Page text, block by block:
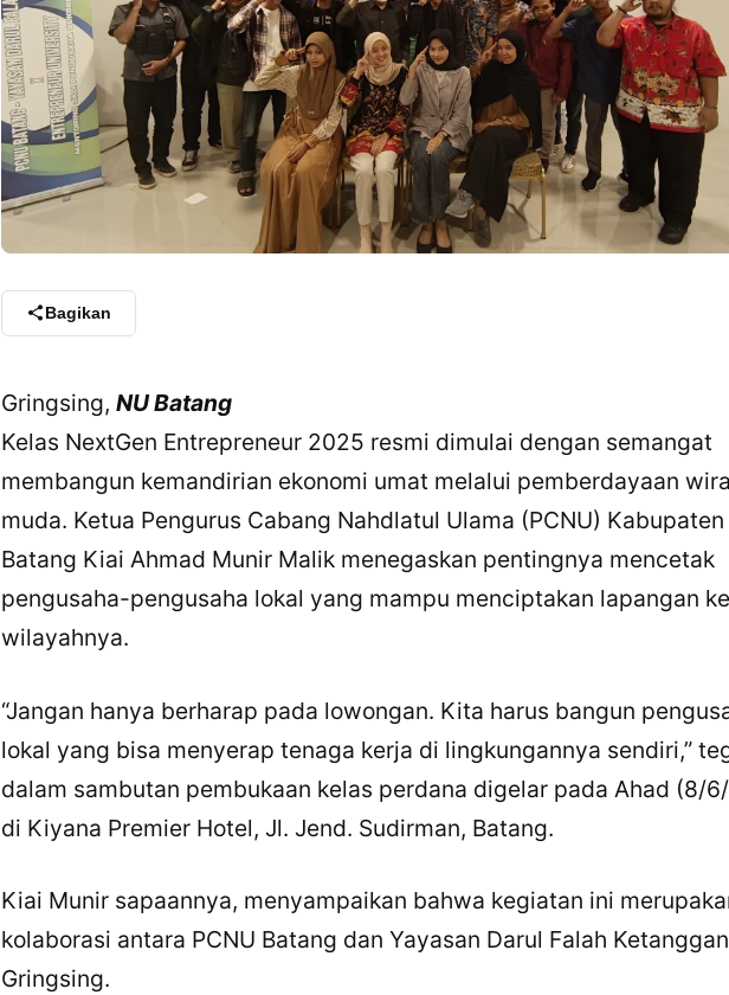
Bagikan
Gringsing, NU Batang
Kelas NextGen Entrepreneur 2025 resmi dimulai dengan semangat
membangun kemandirian ekonomi umat melalui pemberdayaan
muda. Ketua Pengurus Cabang Nahdlatul Ulama (PCNU) Kabupaten
Batang Kiai Ahmad Munir Malik menegaskan pentingnya mencetak
pengusaha-pengusaha lokal yang mampu menciptakan lapangan
wilayahnya.
“Jangan hanya berharap pada lowongan. Kita harus bangun
lokal yang bisa menyerap tenaga kerja di lingkungannya sendiri,”
dalam sambutan pembukaan kelas perdana digelar pada Ahad (8/
di Kiyana Premier Hotel, Jl. Jend. Sudirman, Batang.
Kiai Munir sapaannya, menyampaikan bahwa kegiatan ini
kolaborasi antara PCNU Batang dan Yayasan Darul Falah
Gringsing.